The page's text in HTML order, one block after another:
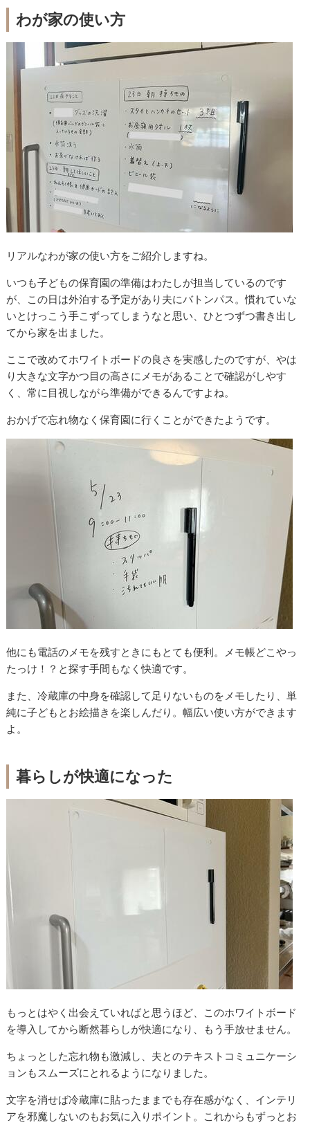
わが家の使い方
リアルなわが家の使い方をご紹介しますね。
いつも子どもの保育園の準備はわたしが担当しているのです
が、この日は外泊する予定があり夫にバトンパス。慣れていな
いとけっこう手こずってしまうなと思い、ひとつずつ書き出し
てから家を出ました。
ここで改めてホワイトボードの良さを実感したのですが、やは
り大きな文字かつ目の高さにメモがあることで確認がしやす
く、常に目視しながら準備ができるんですよね。
おかげで忘れ物なく保育園に行くことができたようです。
他にも電話のメモを残すときにもとても便利。メモ帳どこやっ
たっけ！？と探す手間もなく快適です。
また、冷蔵庫の中身を確認して足りないものをメモしたり、単
純に子どもとお絵描きを楽しんだり。幅広い使い方ができます
よ。
暮らしが快適になった
もっとはやく出会えていればと思うほど、このホワイトボード
を導入してから断然暮らしが快適になり、もう手放せません。
ちょっとした忘れ物も激減し、夫とのテキストコミュニケーシ
ョンもスムーズにとれるようになりました。
文字を消せば冷蔵庫に貼ったままでも存在感がなく、インテリ
アを邪魔しないのもお気に入りポイント。これからもずっとお